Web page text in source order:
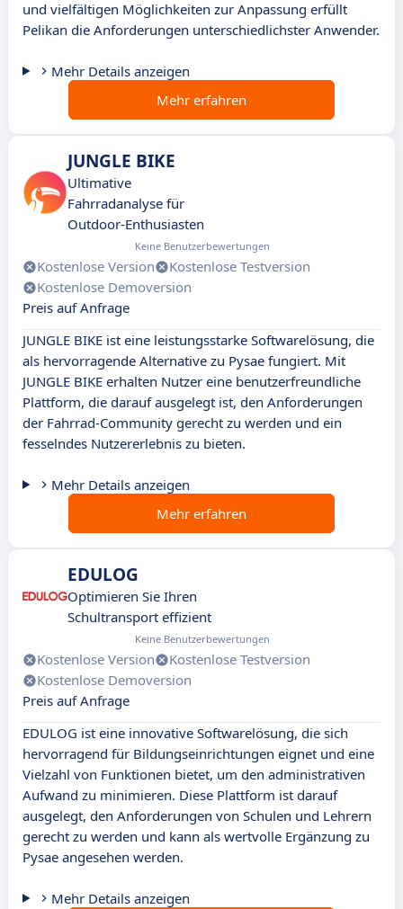
und vielfältigen Möglichkeiten zur Anpassung erfüllt
Pelikan die Anforderungen unterschiedlichster Anwender.
Mehr Details anzeigen
Mehr erfahren
JUNGLE BIKE
Ultimative
Fahrradanalyse für
Outdoor-Enthusiasten
Keine Benutzerbewertungen
Kostenlose Version
Kostenlose Testversion
Kostenlose Demoversion
Preis auf Anfrage
JUNGLE BIKE ist eine leistungsstarke Softwarelösung, die
als hervorragende Alternative zu Pysae fungiert. Mit
JUNGLE BIKE erhalten Nutzer eine benutzerfreundliche
Plattform, die darauf ausgelegt ist, den Anforderungen
der Fahrrad-Community gerecht zu werden und ein
fesselndes Nutzererlebnis zu bieten.
Mehr Details anzeigen
Mehr erfahren
EDULOG
Optimieren Sie Ihren
Schultransport effizient
Keine Benutzerbewertungen
Kostenlose Version
Kostenlose Testversion
Kostenlose Demoversion
Preis auf Anfrage
EDULOG ist eine innovative Softwarelösung, die sich
hervorragend für Bildungseinrichtungen eignet und eine
Vielzahl von Funktionen bietet, um den administrativen
Aufwand zu minimieren. Diese Plattform ist darauf
ausgelegt, den Anforderungen von Schulen und Lehrern
gerecht zu werden und kann als wertvolle Ergänzung zu
Pysae angesehen werden.
Mehr Details anzeigen